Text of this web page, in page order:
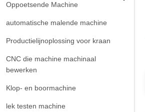
Oppoetsende Machine
automatische malende machine
Productielijnoplossing voor kraan
CNC die machine machinaal
bewerken
Klop- en boormachine
lek testen machine